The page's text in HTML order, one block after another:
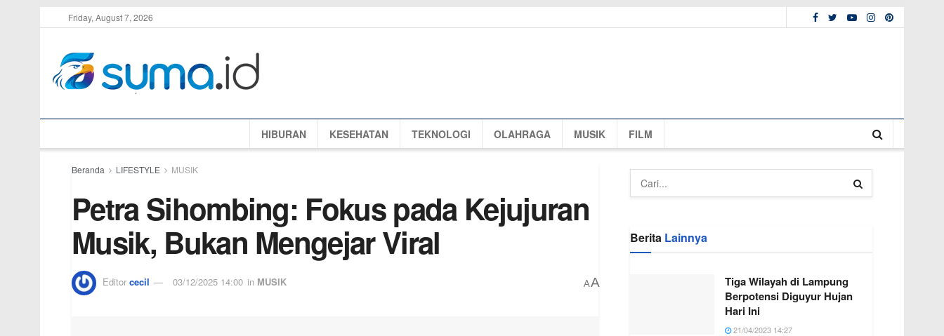
Friday, August 7, 2026
HIBURAN KESEHATAN TEKNOLOGI OLAHRAGA MUSIK FILM
Beranda LIFESTYLE MUSIK
Petra Sihombing: Fokus pada Kejujuran
Musik, Bukan Mengejar Viral
Editor cecil 03/12/2025 14:00 in MUSIK AA
Berita Lainnya
Tiga Wilayah di Lampung
Berpotensi Diguyur Hujan
Hari Ini
21/04/2023 14:27